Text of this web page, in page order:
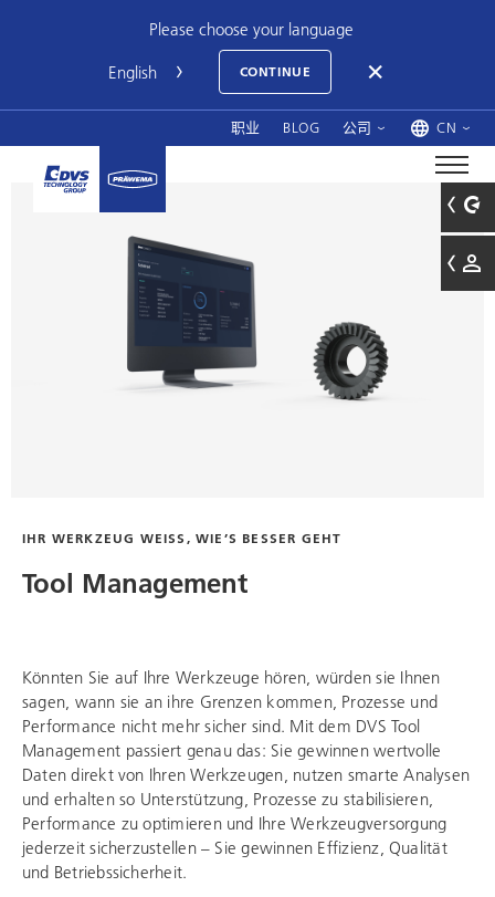
Please choose your language
CONTINUE
职业 BLOG 公司 CN
IHR WERKZEUG WEISS, WIE’S BESSER GEHT
Tool Management
Könnten Sie auf Ihre Werkzeuge hören, würden sie Ihnen
sagen, wann sie an ihre Grenzen kommen, Prozesse und
Performance nicht mehr sicher sind. Mit dem DVS Tool
Management passiert genau das: Sie gewinnen wertvolle
Daten direkt von Ihren Werkzeugen, nutzen smarte Analysen
und erhalten so Unterstützung, Prozesse zu stabilisieren,
Performance zu optimieren und Ihre Werkzeugversorgung
jederzeit sicherzustellen – Sie gewinnen Effizienz, Qualität
und Betriebssicherheit.